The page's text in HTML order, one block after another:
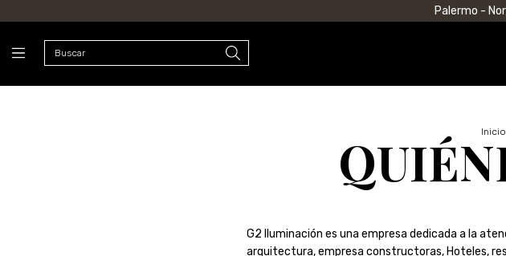
Palermo -
Inicio
G2 Iluminación es una empresa dedicada a la
arquitectura, empresa constructoras, Hoteles,